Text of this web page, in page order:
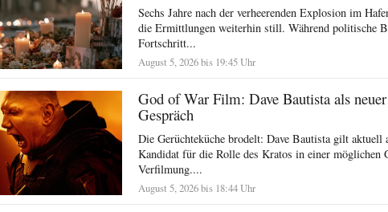
Sechs Jahre nach der verheerenden Explosion im
die Ermittlungen weiterhin still. Während politische
Fortschritt...
August 5, 2026 bis 19:45 Uhr
God of War Film: Dave Bautista als
Gespräch
Die Gerüchteküche brodelt: Dave Bautista gilt aktuell
Kandidat für die Rolle des Kratos in einer möglichen
Verfilmung....
August 5, 2026 bis 18:44 Uhr